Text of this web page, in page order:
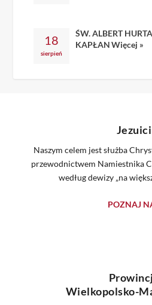
18
sierpień
ŚW. ALBERT
KAPŁAN Więcej »
Jezuici
Naszym celem jest służba
przewodnictwem Namiestnika
według dewizy „na
POZNAJ
Wielkopolsko-